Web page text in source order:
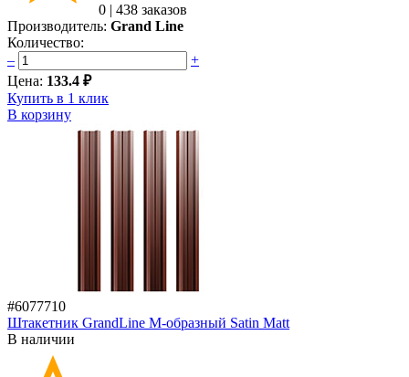
0 | 438 заказов
Производитель: Grand Line
Количество:
–
+
Цена: 133.4 ₽
Купить в 1 клик
В корзину
#6077710
Штакетник GrandLine M-образный Satin Мatt
В наличии